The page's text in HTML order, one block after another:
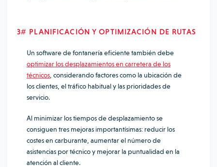
3# PLANIFICACIÓN Y OPTIMIZACIÓN DE RUTAS
Un software de fontanería eficiente también debe
optimizar los desplazamientos en carretera de los
técnicos , considerando factores como la ubicación de
los clientes, el tráfico habitual y las prioridades de
servicio.
Al minimizar los tiempos de desplazamiento se
consiguen tres mejoras importantísimas: reducir los
costes en carburante, aumentar el número de
asistencias por técnico y mejorar la puntualidad en la
atención al cliente.